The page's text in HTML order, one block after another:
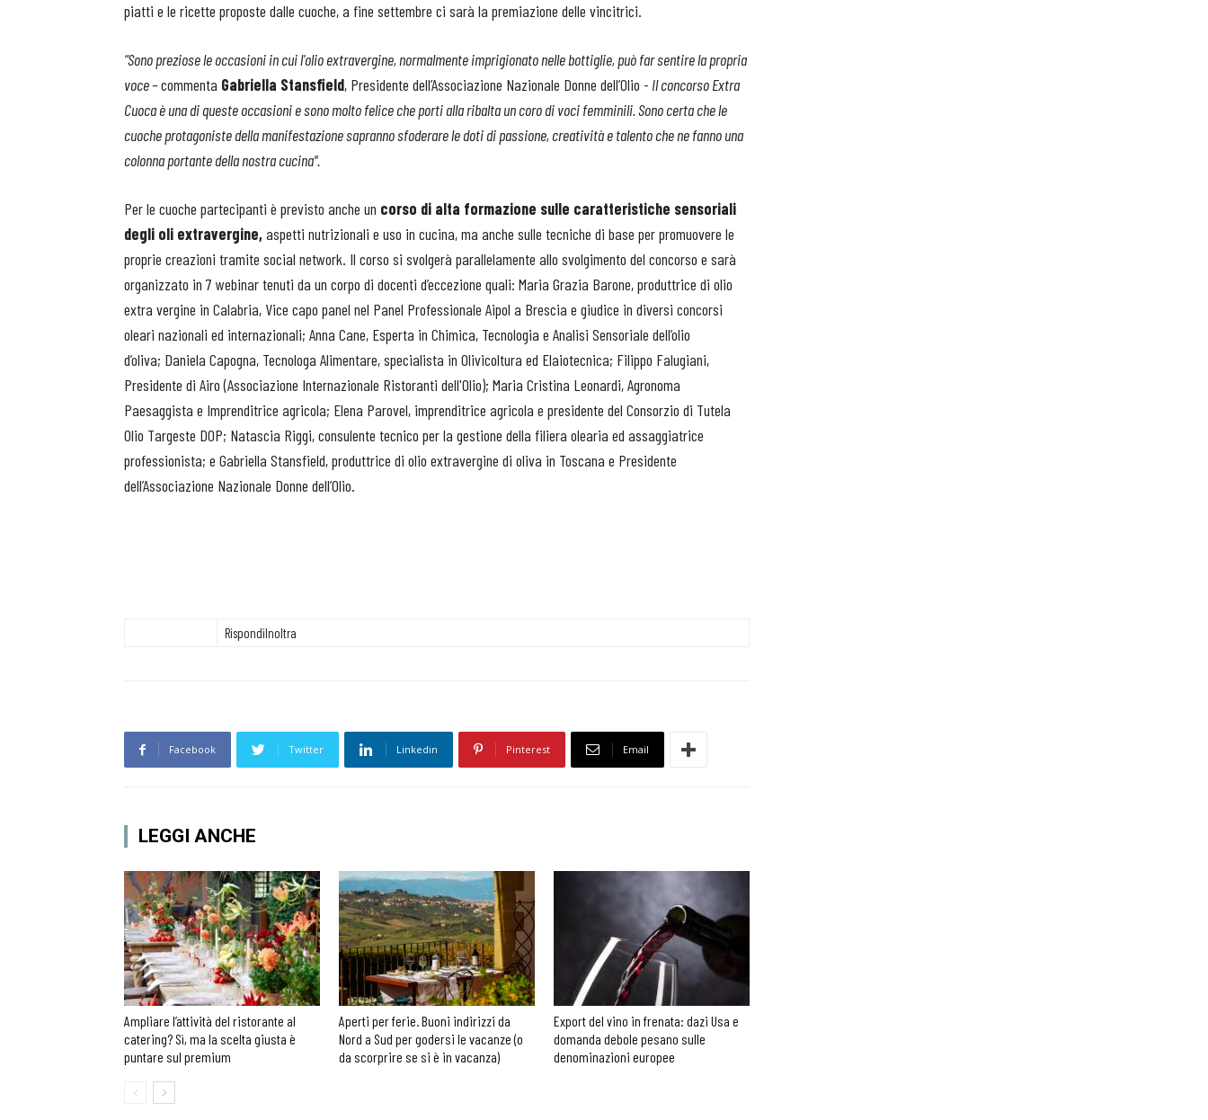
piatti e le ricette proposte dalle cuoche, a fine settembre ci sarà la premiazione delle vincitrici.
“Sono preziose le occasioni in cui l'olio extravergine, normalmente imprigionato nelle bottiglie, può far sentire la propria
voce –commenta Gabriella Stansfield, Presidente dell’Associazione Nazionale Donne dell’Olio - Il concorso Extra
Cuoca è una di queste occasioni e sono molto felice che porti alla ribalta un coro di voci femminili. Sono certa che le
cuoche protagoniste della manifestazione sapranno sfoderare le doti di passione, creatività e talento che ne fanno una
colonna portante della nostra cucina".
Per le cuoche partecipanti è previsto anche un corso di alta formazione sulle caratteristiche sensoriali
degli oli extravergine,aspetti nutrizionali e uso in cucina, ma anche sulle tecniche di base per promuovere le
proprie creazioni tramite social network. Il corso si svolgerà parallelamente allo svolgimento del concorso e sarà
organizzato in 7 webinar tenuti da un corpo di docenti d’eccezione quali: Maria Grazia Barone, produttrice di olio
extra vergine in Calabria, Vice capo panel nel Panel Professionale Aipol a Brescia e giudice in diversi concorsi
oleari nazionali ed internazionali; Anna Cane, Esperta in Chimica, Tecnologia e Analisi Sensoriale dell’olio
d’oliva; Daniela Capogna, Tecnologa Alimentare, specialista in Olivicoltura ed Elaiotecnica; Filippo Falugiani,
Presidente di Airo (Associazione Internazionale Ristoranti dell'Olio); Maria Cristina Leonardi, Agronoma
Paesaggista e Imprenditrice agricola; Elena Parovel, imprenditrice agricola e presidente del Consorzio di Tutela
Olio Targeste DOP; Natascia Riggi, consulente tecnico per la gestione della filiera olearia ed assaggiatrice
professionista; e Gabriella Stansfield, produttrice di olio extravergine di oliva in Toscana e Presidente
dell’Associazione Nazionale Donne dell’Olio.
RispondiInoltra
Facebook Twitter Linkedin Pinterest Email
LEGGI ANCHE
Ampliare l’attività del ristorante al
catering? Sì, ma la scelta giusta è
puntare sul premium
Aperti per ferie. Buoni indirizzi da
Nord a Sud per godersi le vacanze (o
da scorprire se si è in vacanza)
Export del vino in frenata: dazi Usa e
domanda debole pesano sulle
denominazioni europee